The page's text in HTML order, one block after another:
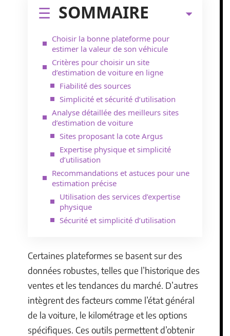
SOMMAIRE
Choisir la bonne plateforme pour
estimer la valeur de son véhicule
Critères pour choisir un site
d’estimation de voiture en ligne
Fiabilité des sources
Simplicité et sécurité d’utilisation
Analyse détaillée des meilleurs sites
d’estimation de voiture
Sites proposant la cote Argus
Expertise physique et simplicité
d’utilisation
Recommandations et astuces pour une
estimation précise
Utilisation des services d’expertise
physique
Sécurité et simplicité d’utilisation
Certaines plateformes se basent sur des
données robustes, telles que l’historique des
ventes et les tendances du marché. D’autres
intègrent des facteurs comme l’état général
de la voiture, le kilométrage et les options
spécifiques. Ces outils permettent d’obtenir